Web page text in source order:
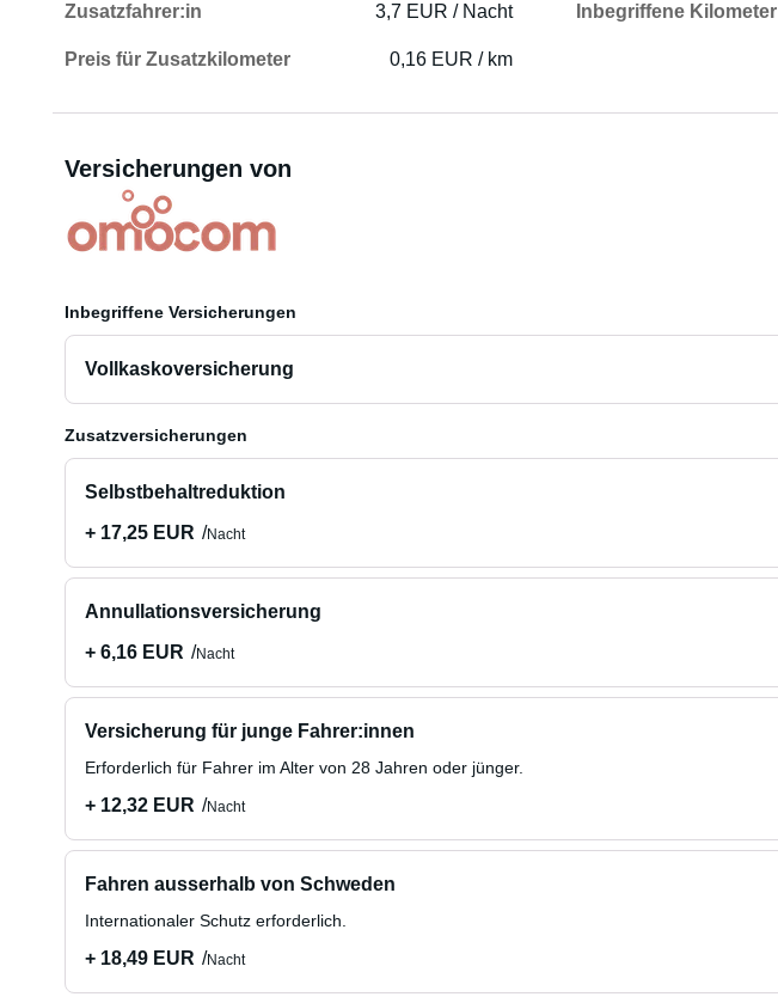
Zusatzfahrer:in 3,7 EUR / Nacht Inbegriffene Kilometer
Preis für Zusatzkilometer 0,16 EUR / km
Versicherungen von
Inbegriffene Versicherungen
Vollkaskoversicherung
Zusatzversicherungen
Selbstbehaltreduktion
+ 17,25 EUR
Nacht
Annullationsversicherung
+ 6,16 EUR
Nacht
Versicherung für junge Fahrer:innen
Erforderlich für Fahrer im Alter von 28 Jahren oder jünger.
+ 12,32 EUR Nacht
Fahren ausserhalb von Schweden
Internationaler Schutz erforderlich.
+ 18,49 EUR Nacht